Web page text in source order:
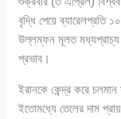
বৃদ্ধি পেয়ে ব্যারেলপ্রতি
উল্লম্ফন মূলত মধ্যপ্রাচ্য
প্রভাব।
ইরানকে কেন্দ্র করে
ইতোমধ্যে তেলের দাম